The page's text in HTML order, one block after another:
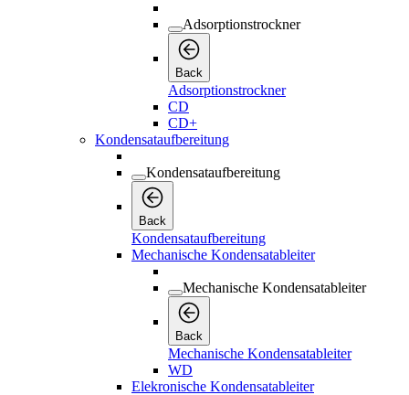
Adsorptionstrockner
Back
Adsorptionstrockner
CD
CD+
Kondensataufbereitung
Kondensataufbereitung
Back
Kondensataufbereitung
Mechanische Kondensatableiter
Mechanische Kondensatableiter
Back
Mechanische Kondensatableiter
WD
Elekronische Kondensatableiter